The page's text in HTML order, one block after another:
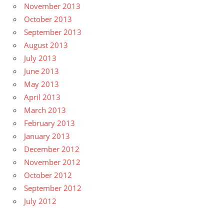
November 2013
October 2013
September 2013
August 2013
July 2013
June 2013
May 2013
April 2013
March 2013
February 2013
January 2013
December 2012
November 2012
October 2012
September 2012
July 2012